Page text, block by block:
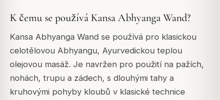
K čemu se používá Kansa Abhyanga Wand?
Kansa Abhyanga Wand se používá pro klasickou
celotělovou Abhyangu, Ayurvedickou teplou
olejovou masáž. Je navržen pro použití na pažích,
nohách, trupu a zádech, s dlouhými tahy a
kruhovými pohyby kloubů v klasické technice